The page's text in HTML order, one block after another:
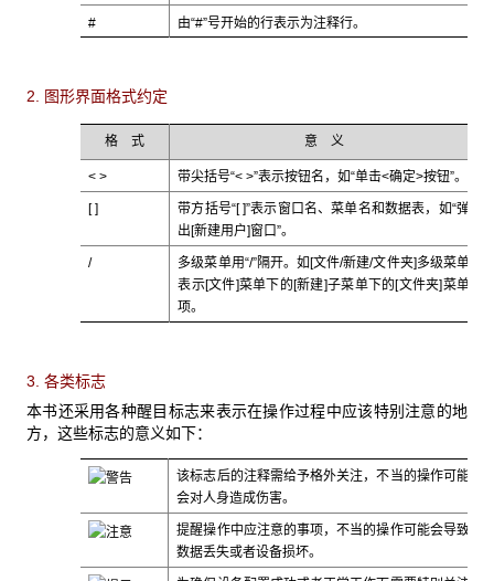
# 由“#”号开始的行表示为注释行。
2. 图形界面格式约定
格 式 意 义
< > 带尖括号“< >”表示按钮名，如“单击<确定>按钮”。
[ ]
带方括号“[ ]”表示窗口名、菜单名和数据表，如“弹
出[新建用户]窗口”。
/
多级菜单用“/”隔开。如[文件/新建/文件夹]多级菜单
表示[文件]菜单下的[新建]子菜单下的[文件夹]菜单
项。
3. 各类标志
本书还采用各种醒目标志来表示在操作过程中应该特别注意的地
方，这些标志的意义如下：
该标志后的注释需给予格外关注，不当的操作可能
会对人身造成伤害。
提醒操作中应注意的事项，不当的操作可能会导致
数据丢失或者设备损坏。